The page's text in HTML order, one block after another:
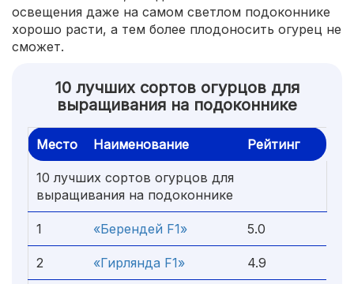
освещения даже на самом светлом подоконнике
хорошо расти, а тем более плодоносить огурец не
сможет.
10 лучших сортов огурцов для
выращивания на подоконнике
Место Наименование Рейтинг
10 лучших сортов огурцов для
выращивания на подоконнике
1 «Берендей F1» 5.0
2 «Гирлянда F1» 4.9